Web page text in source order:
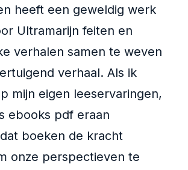
heeft een geweldig werk
Ultramarijn feiten en
verhalen samen te weven
verhaal. Als ik
mijn eigen leeservaringen,
ebooks pdf eraan
boeken de kracht
onze perspectieven te